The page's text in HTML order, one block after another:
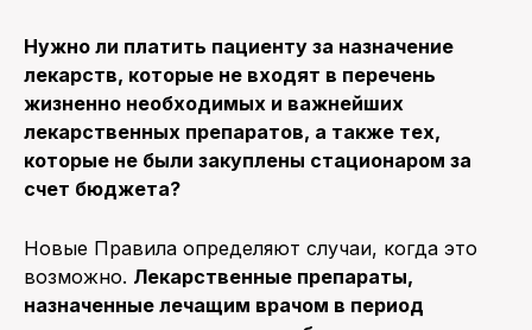
Нужно ли платить пациенту за назначение
лекарств, которые не входят в перечень
жизненно необходимых и важнейших
лекарственных препаратов, а также тех,
которые не были закуплены стационаром за
счет бюджета?
Новые Правила определяют случаи, когда это
возможно. Лекарственные препараты,
назначенные лечащим врачом в период